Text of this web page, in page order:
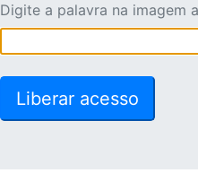
Digite a palavra na imagem